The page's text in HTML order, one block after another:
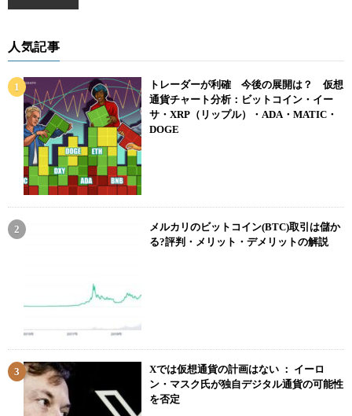
人気記事
トレーダーが利確 今後の展開は？ 仮想
通貨チャート分析：ビットコイン・イー
サ・XRP（リップル）・ADA・MATIC・
DOGE
メルカリのビットコイン(BTC)取引は儲か
る?評判・メリット・デメリットの解説
Xでは仮想通貨の計画はない ： イーロ
ン・マスク氏が独自デジタル通貨の可能性
を否定